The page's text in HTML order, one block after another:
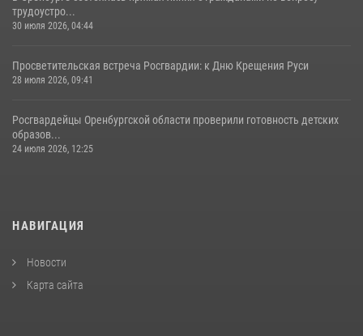
трудоустро...
30 июля 2026, 04:44
Просветительская встреча Росгвардии: к Дню Крещения Руси
28 июля 2026, 09:41
Росгвардейцы Оренбургской области проверили готовность детских
образов...
24 июля 2026, 12:25
НАВИГАЦИЯ
Новости
Карта сайта